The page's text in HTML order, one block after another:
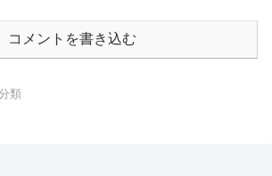
コメントを書き込む
類